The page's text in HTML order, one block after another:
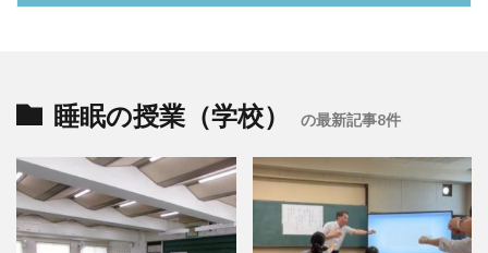
睡眠の授業（学校） の最新記事8件